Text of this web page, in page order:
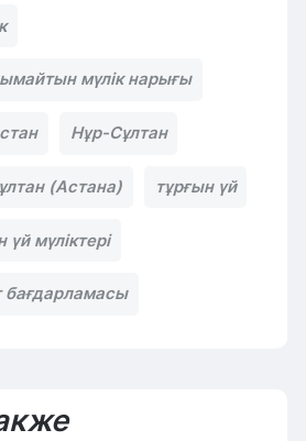
мүлік нарығы
Нұр-Сұлтан
(Астана) тұрғын үй
үй мүліктері
бағдарламасы